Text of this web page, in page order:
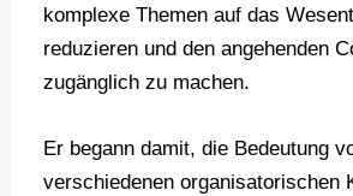
komplexe Themen auf das
reduzieren und den angehenden
zugänglich zu machen.
Er begann damit, die Bedeutung
verschiedenen organisatorischen